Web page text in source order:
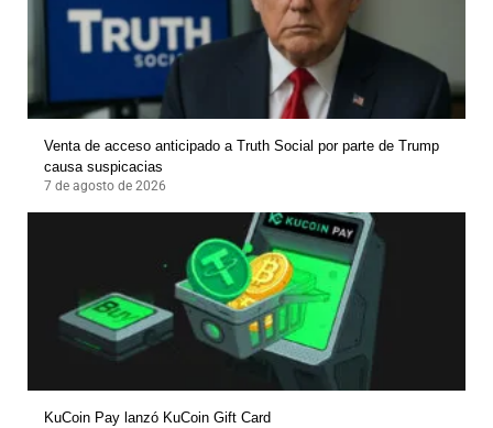
Venta de acceso anticipado a Truth Social por parte de Trump
causa suspicacias
7 de agosto de 2026
KuCoin Pay lanzó KuCoin Gift Card